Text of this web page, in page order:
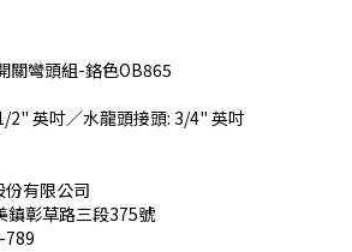
彎頭組-鉻色OB865
英吋／水龍頭接頭: 3/4" 英吋
有限公司
彰草路三段375號
789